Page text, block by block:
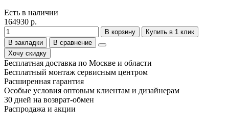
Есть в наличии
164930 р.
В корзину
Купить в 1 клик
В закладки
В сравнение
Хочу скидку
Бесплатная доставка по Москве и области
Бесплатный монтаж сервисным центром
Расширенная гарантия
Особые условия оптовым клиентам и дизайнерам
30 дней на возврат-обмен
Распродажа и акции